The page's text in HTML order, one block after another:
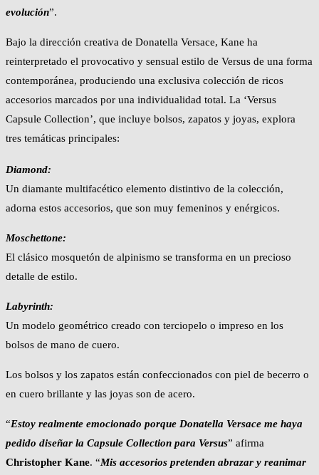
evolución”.
Bajo la dirección creativa de Donatella Versace, Kane ha
reinterpretado el provocativo y sensual estilo de Versus de una forma
contemporánea, produciendo una exclusiva colección de ricos
accesorios marcados por una individualidad total. La ‘Versus
Capsule Collection’, que incluye bolsos, zapatos y joyas, explora
tres temáticas principales:
Diamond:
Un diamante multifacético elemento distintivo de la colección,
adorna estos accesorios, que son muy femeninos y enérgicos.
Moschettone:
El clásico mosquetón de alpinismo se transforma en un precioso
detalle de estilo.
Labyrinth:
Un modelo geométrico creado con terciopelo o impreso en los
bolsos de mano de cuero.
Los bolsos y los zapatos están confeccionados con piel de becerro o
en cuero brillante y las joyas son de acero.
“Estoy realmente emocionado porque Donatella Versace me haya
pedido diseñar la Capsule Collection para Versus” afirma
Christopher Kane. “Mis accesorios pretenden abrazar y reanimar